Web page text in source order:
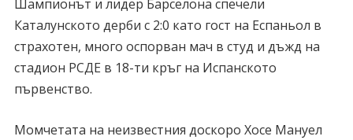
Шампионът и лидер Барселона спечели
Каталунското дерби с 2:0 като гост на Еспаньол в
страхотен, много оспорван мач в студ и дъжд на
стадион РСДЕ в 18-ти кръг на Испанското
първенство.
Момчетата на неизвестния доскоро Хосе Мануел